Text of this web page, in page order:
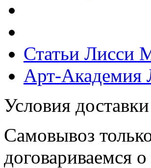
Статьи Лисси
Арт-Академия
Условия доставки
Самовывоз
договариваемся